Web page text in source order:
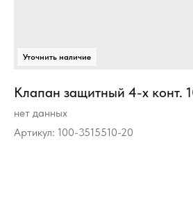
Клапан защитный 4-х конт.
нет данных
Артикул: 100-3515510-20